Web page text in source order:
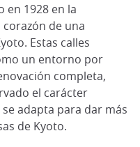
en 1928 en la
de una
Estas calles
un entorno por
completa,
el carácter
adapta para dar más
de Kyoto.